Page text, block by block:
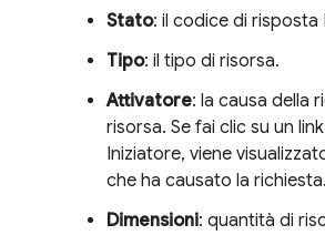
Stato: il codice di risposta
Tipo: il tipo di risorsa.
Attivatore: la causa della
risorsa. Se fai clic su un
Iniziatore, viene
che ha causato la richiesta.
Dimensioni: quantità di